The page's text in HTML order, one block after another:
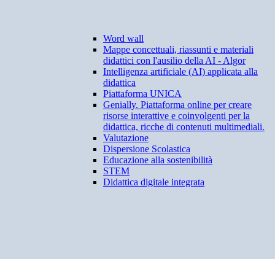
Word wall
Mappe concettuali, riassunti e materiali
didattici con l'ausilio della AI - Algor
Intelligenza artificiale (AI) applicata alla
didattica
Piattaforma UNICA
Genially. Piattaforma online per creare
risorse interattive e coinvolgenti per la
didattica, ricche di contenuti multimediali.
Valutazione
Dispersione Scolastica
Educazione alla sostenibilità
STEM
Didattica digitale integrata